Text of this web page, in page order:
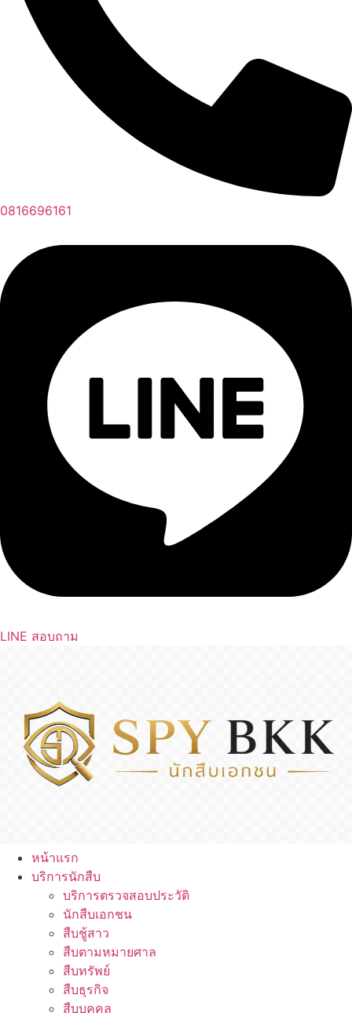
0816696161
LINE สอบถาม
หน้าแรก
บริการนักสืบ
บริการตรวจสอบประวัติ
นักสืบเอกชน
สืบชู้สาว
สืบตามหมายศาล
สืบทรัพย์
สืบธุรกิจ
สืบบุคคล